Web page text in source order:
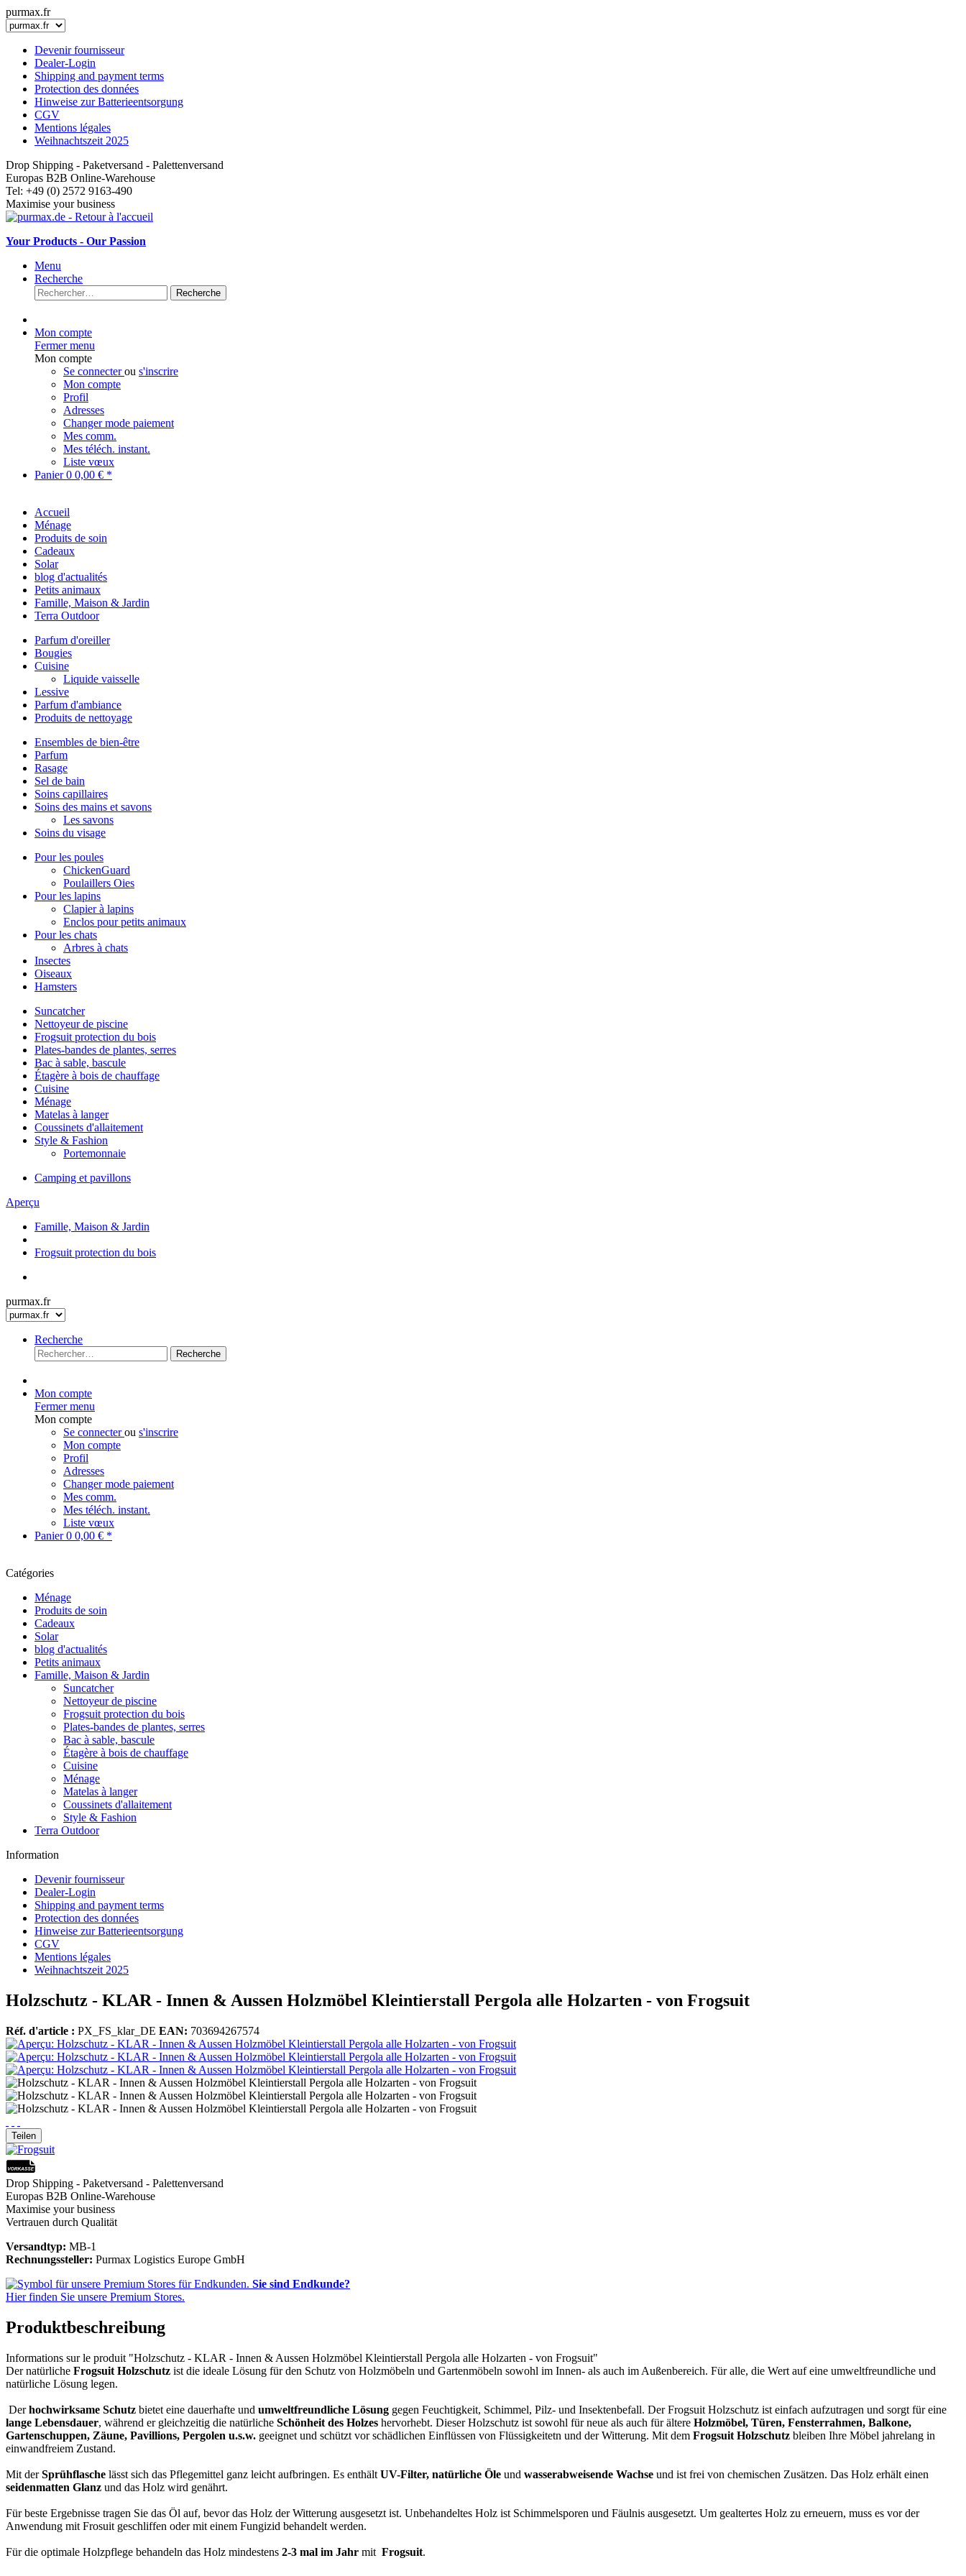
purmax.fr
Devenir fournisseur
Dealer-Login
Shipping and payment terms
Protection des données
Hinweise zur Batterieentsorgung
CGV
Mentions légales
Weihnachtszeit 2025
Drop Shipping - Paketversand - Palettenversand
Europas B2B Online-Warehouse
Tel: +49 (0) 2572 9163-490
Maximise your business
Your Products - Our Passion
Menu
Recherche
Recherche
Mon compte
Fermer menu
Mon compte
Se connecterou s'inscrire
Mon compte
Profil
Adresses
Changer mode paiement
Mes comm.
Mes téléch. instant.
Liste vœux
Panier0 0,00 € *
Accueil
Ménage
Produits de soin
Cadeaux
Solar
blog d'actualités
Petits animaux
Famille, Maison & Jardin
Terra Outdoor
Parfum d'oreiller
Bougies
Cuisine
Liquide vaisselle
Lessive
Parfum d'ambiance
Produits de nettoyage
Ensembles de bien-être
Parfum
Rasage
Sel de bain
Soins capillaires
Soins des mains et savons
Les savons
Soins du visage
Pour les poules
ChickenGuard
Poulaillers Oies
Pour les lapins
Clapier à lapins
Enclos pour petits animaux
Pour les chats
Arbres à chats
Insectes
Oiseaux
Hamsters
Suncatcher
Nettoyeur de piscine
Frogsuit protection du bois
Plates-bandes de plantes, serres
Bac à sable, bascule
Étagère à bois de chauffage
Cuisine
Ménage
Matelas à langer
Coussinets d'allaitement
Style & Fashion
Portemonnaie
Camping et pavillons
Aperçu
Famille, Maison & Jardin
Frogsuit protection du bois
purmax.fr
Recherche
Recherche
Mon compte
Fermer menu
Mon compte
Se connecterou s'inscrire
Mon compte
Profil
Adresses
Changer mode paiement
Mes comm.
Mes téléch. instant.
Liste vœux
Panier0 0,00 € *
Catégories
Ménage
Produits de soin
Cadeaux
Solar
blog d'actualités
Petits animaux
Famille, Maison & Jardin
Suncatcher
Nettoyeur de piscine
Frogsuit protection du bois
Plates-bandes de plantes, serres
Bac à sable, bascule
Étagère à bois de chauffage
Cuisine
Ménage
Matelas à langer
Coussinets d'allaitement
Style & Fashion
Terra Outdoor
Information
Devenir fournisseur
Dealer-Login
Shipping and payment terms
Protection des données
Hinweise zur Batterieentsorgung
CGV
Mentions légales
Weihnachtszeit 2025
Holzschutz - KLAR - Innen & Aussen Holzmöbel Kleintierstall Pergola alle Holzarten - von Frogsuit
Réf. d'article : PX_FS_klar_DE EAN: 703694267574
Teilen
Drop Shipping - Paketversand - Palettenversand
Europas B2B Online-Warehouse
Maximise your business
Vertrauen durch Qualität
Versandtyp: MB-1
Rechnungssteller: Purmax Logistics Europe GmbH
Sie sind Endkunde?
Hier finden Sie unsere Premium Stores.
Produktbeschreibung
Informations sur le produit "Holzschutz - KLAR - Innen & Aussen Holzmöbel Kleintierstall Pergola alle Holzarten - von Frogsuit"
Der natürliche Frogsuit Holzschutz ist die ideale Lösung für den Schutz von Holzmöbeln und Gartenmöbeln sowohl im Innen- als auch im Außenbereich. Für alle, die Wert auf eine umweltfreundliche und
natürliche Lösung legen.
Derhochwirksame Schutz bietet eine dauerhafte und umweltfreundliche Lösung gegen Feuchtigkeit, Schimmel, Pilz- und Insektenbefall. Der Frogsuit Holzschutz ist einfach aufzutragen und sorgt für eine
lange Lebensdauer, während er gleichzeitig die natürliche Schönheit des Holzes hervorhebt. Dieser Holzschutz ist sowohl für neue als auch für ältere Holzmöbel, Türen, Fensterrahmen, Balkone,
Gartenschuppen, Zäune, Pavillions, Pergolen u.s.w. geeignet und schützt vor schädlichen Einflüssen von Flüssigkeitetn und der Witterung. Mit dem Frogsuit Holzschutz bleiben Ihre Möbel jahrelang in
einwandfreiem Zustand.
Mit derSprühflasche lässt sich das Pflegemittel ganz leicht aufbringen. Es enthält UV-Filter, natürliche Öle und wasserabweisende Wachse und ist frei von chemischen Zusätzen. Das Holz erhält einen
seidenmatten Glanz und das Holz wird genährt.
Für beste Ergebnisse tragen Sie das Öl auf, bevor das Holz der Witterung ausgesetzt ist. Unbehandeltes Holz ist Schimmelsporen und Fäulnis ausgesetzt. Um gealtertes Holz zu erneuern, muss es vor der
Anwendung mit Frosuit geschliffen oder mit einem Fungizid behandelt werden.
Für die optimale Holzpflege behandeln das Holz mindestens 2-3 mal im Jahr mit Frogsuit.